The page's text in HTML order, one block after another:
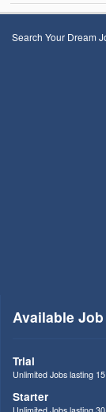
Search Your Dream
Available
Trial
Unlimited Jobs lasting
Starter